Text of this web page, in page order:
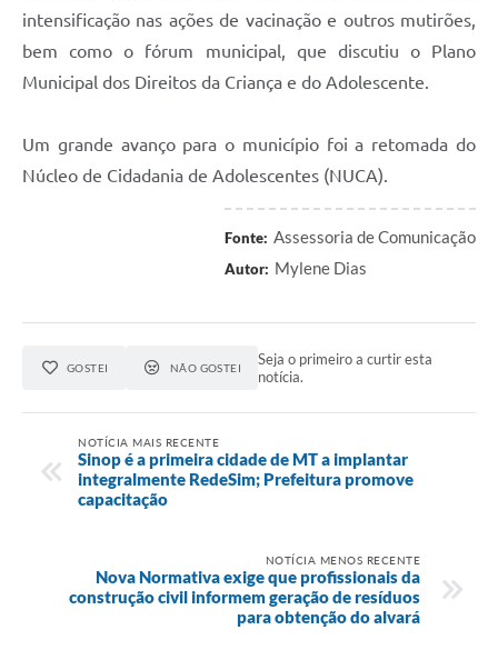
intensificação nas ações de vacinação e outros mutirões,
bem como o fórum municipal, que discutiu o Plano
Municipal dos Direitos da Criança e do Adolescente.
Um grande avanço para o município foi a retomada do
Núcleo de Cidadania de Adolescentes (NUCA).
Fonte: Assessoria de Comunicação
Autor: Mylene Dias
GOSTEI NÃO GOSTEI
Seja o primeiro a curtir esta
notícia.
NOTÍCIA MAIS RECENTE
Sinop é a primeira cidade de MT a implantar
integralmente RedeSim; Prefeitura promove
capacitação
NOTÍCIA MENOS RECENTE
Nova Normativa exige que profissionais da
construção civil informem geração de resíduos
para obtenção do alvará